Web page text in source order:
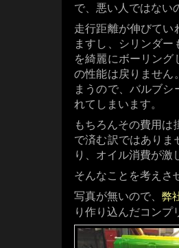
で、悪い人ではない
走行距離が伸びてい
ますし、シリンダ
を綺麗にボーリン
の性能は戻りません
まうので、バルブ
れてしまいます。
もちろんその費用
で済む訳ではありま
り、オイル消費が激
そんなことを考えさ
写真が無いので、弊
り作り込んだコンプ